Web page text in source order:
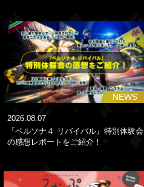
NEWS
2026.08.07
『ペルソナ４ リバイバル』特別体験会
の感想レポートをご紹介！